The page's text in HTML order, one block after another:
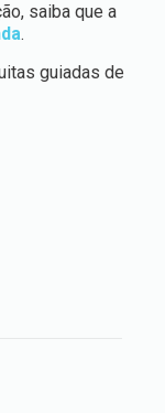
saiba que a
.
guiadas de